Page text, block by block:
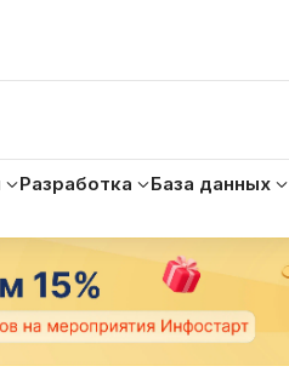
Разработка База данных